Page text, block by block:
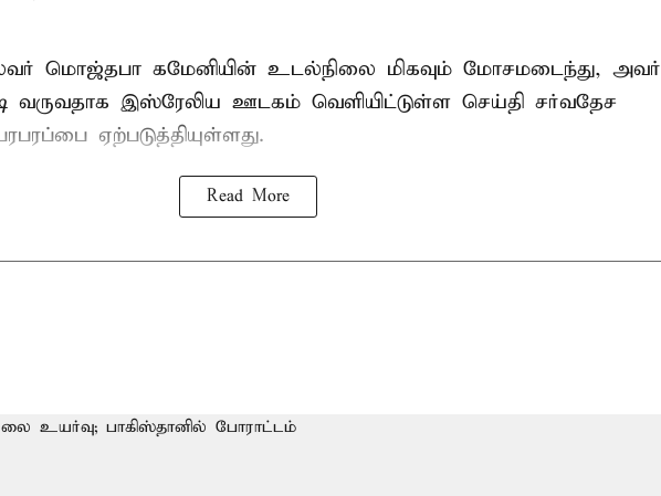
மொஜ்தபா கமேனியின் உடல்நிலை மிகவும் மோசமடைந்து, அவர்
வருவதாக இஸ்ரேலிய ஊடகம் வெளியிட்டுள்ள செய்தி சர்வதேச
ஏற்படுத்தியுள்ளது.
Read More